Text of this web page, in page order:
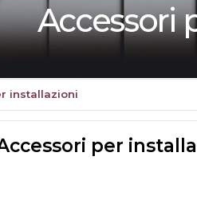
Accessori
installazioni
per